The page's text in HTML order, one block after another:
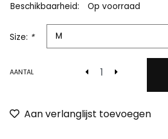
Beschikbaarheid: Op voorraad
Size: *
AANTAL
Aan verlanglijst toevoegen